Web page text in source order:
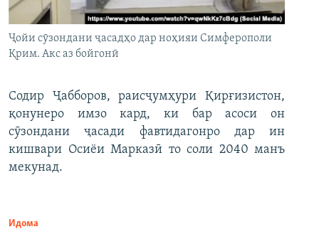
Ҷойи сӯзондани ҷасадҳо дар ноҳияи Симферополи
Қрим. Акс аз бойгонӣ
Содир Ҷабборов, раисҷумҳури Қирғизистон,
қонунеро имзо кард, ки бар асоси он
сӯзондани ҷасади фавтидагонро дар ин
кишвари Осиёи Марказӣ то соли 2040 манъ
мекунад.
Идома